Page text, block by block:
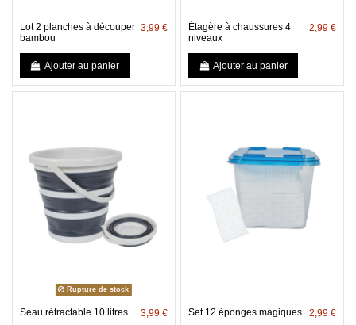
Lot 2 planches à découper
bambou
3,99 €
Ajouter au panier
Étagère à chaussures 4
niveaux
2,99 €
Ajouter au panier
Rupture de stock
Seau rétractable 10 litres 3,99 € Set 12 éponges magiques 2,99 €